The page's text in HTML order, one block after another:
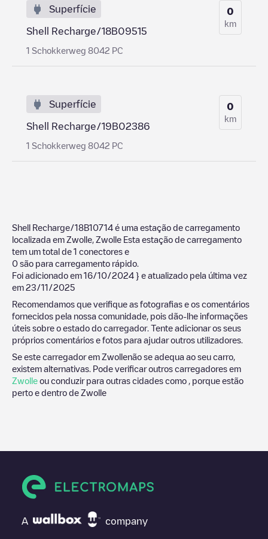
Superfície
Shell Recharge/18B09515
1 Schokkerweg 8042 PC
0
km
Superfície
Shell Recharge/19B02386
1 Schokkerweg 8042 PC
0
km
Shell Recharge/18B10714 é uma estação de carregamento
localizada em Zwolle Zwolle Esta estação de carregamento
tem um total de 1 conectores e
0 são para carregamento rápido.
Foi adicionado em 16/10/2024 } e atualizado pela última vez
em 23/11/2025
Recomendamos que verifique as fotografias e os comentários
fornecidos pela nossa comunidade, pois dão-lhe informações
úteis sobre o estado do carregador. Tente adicionar os seus
próprios comentários e fotos para ajudar outros utilizadores.
Se este carregador em Zwollenão se adequa ao seu carro,
existem alternativas. Pode verificar outros carregadores em
Zwolle ou conduzir para outras cidades como , porque estão
perto e dentro de Zwolle
A company